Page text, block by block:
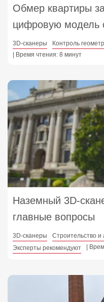
Обмер квартиры
цифровую модель
3D-сканеры Контроль
| Время чтения: 8 минут
Наземный
главные вопросы
3D-сканеры
Строительство и
Эксперты рекомендуют
|